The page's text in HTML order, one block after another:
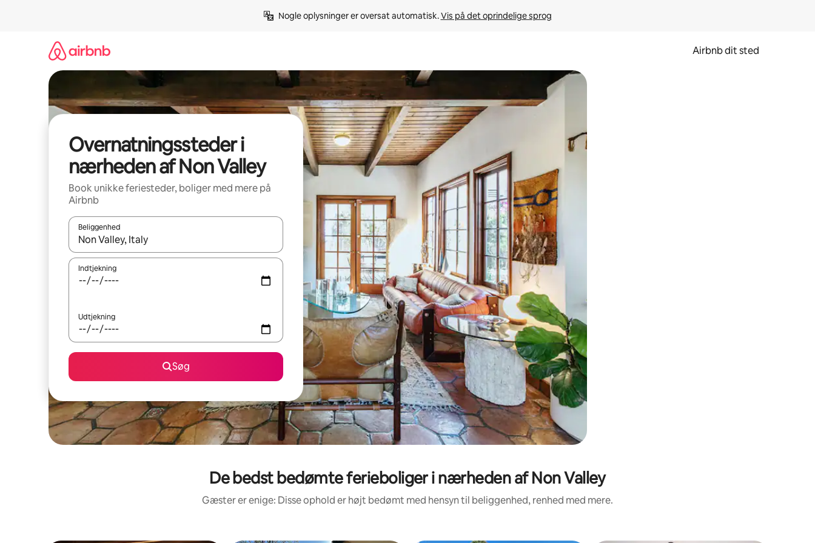
Nogle oplysninger er oversat automatisk. Vis på det oprindelige sprog
Airbnb dit sted
Overnatningssteder i
nærheden af Non Valley
Book unikke feriesteder, boliger med mere på
Airbnb
Beliggenhed
Når resultaterne er tilgængelige, skal du navigere med piletasterne op og ned eller se mere ved at trykke eller stryge.
Indtjekning
Udtjekning
Søg
De bedst bedømte ferieboliger i nærheden af Non Valley
Gæster er enige: Disse ophold er højt bedømt med hensyn til beliggenhed, renhed med mere.